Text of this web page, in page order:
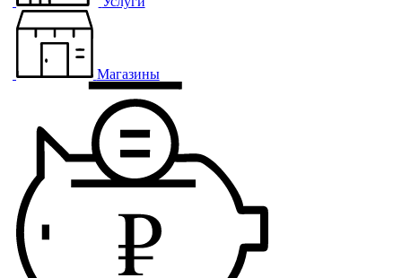
Магазины